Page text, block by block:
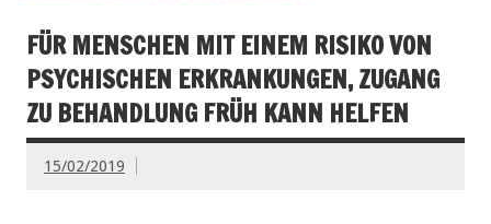
FÜR MENSCHEN MIT EINEM RISIKO VON
PSYCHISCHEN ERKRANKUNGEN, ZUGANG
ZU BEHANDLUNG FRÜH KANN HELFEN
15/02/2019